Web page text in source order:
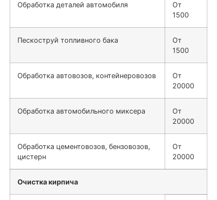
Обработка деталей автомобиля
От
1500
Пескоструй топливного бака
От
1500
Обработка автовозов, контейнеровозов
От
20000
Обработка автомобильного миксера
От
20000
Обработка цементовозов, бензовозов,
цистерн
От
20000
Очистка кирпича